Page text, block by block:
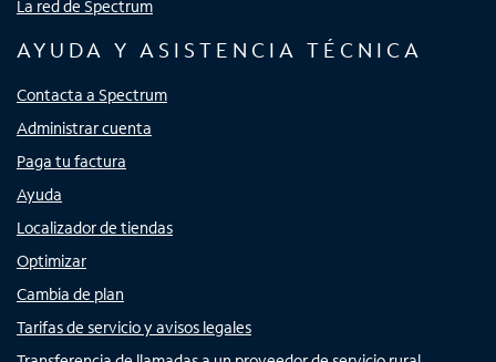
La red de Spectrum
AYUDA Y ASISTENCIA TÉCNICA
Contacta a Spectrum
Administrar cuenta
Paga tu factura
Ayuda
Localizador de tiendas
Optimizar
Cambia de plan
Tarifas de servicio y avisos legales